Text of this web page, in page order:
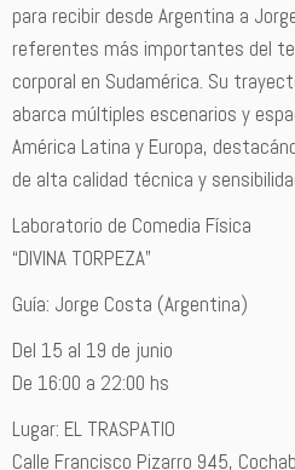
para recibir desde Argentina a
referentes más importantes del
corporal en Sudamérica. Su
abarca múltiples escenarios y
América Latina y Europa,
de alta calidad técnica y
Laboratorio de Comedia Física
“DIVINA TORPEZA”
Guía: Jorge Costa (Argentina)
Del 15 al 19 de junio
De 16:00 a 22:00 hs
Lugar: EL TRASPATIO
Calle Francisco Pizarro 945,